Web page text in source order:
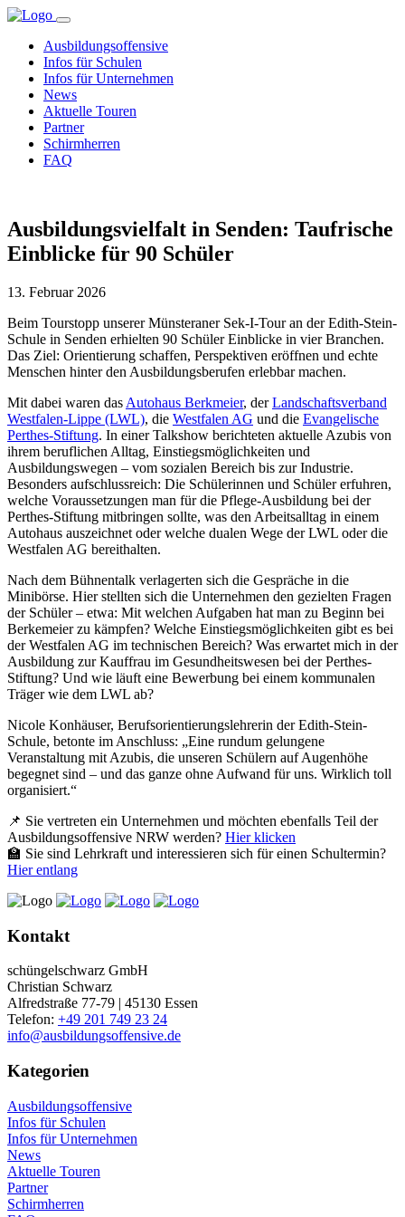
Ausbildungsoffensive
Infos für Schulen
Infos für Unternehmen
News
Aktuelle Touren
Partner
Schirmherren
FAQ
Ausbildungsvielfalt in Senden: Taufrische
Einblicke für 90 Schüler
13. Februar 2026
Beim Tourstopp unserer Münsteraner Sek-I-Tour an der Edith-Stein-
Schule in Senden erhielten 90 Schüler Einblicke in vier Branchen.
Das Ziel: Orientierung schaffen, Perspektiven eröffnen und echte
Menschen hinter den Ausbildungsberufen erlebbar machen.
Mit dabei waren das Autohaus Berkmeier, derLandschaftsverband
Westfalen-Lippe (LWL), die Westfalen AG und die Evangelische
Perthes-Stiftung. In einer Talkshow berichteten aktuelle Azubis von
ihrem beruflichen Alltag, Einstiegsmöglichkeiten und
Ausbildungswegen – vom sozialen Bereich bis zur Industrie.
Besonders aufschlussreich: Die Schülerinnen und Schüler erfuhren,
welche Voraussetzungen man für die Pflege-Ausbildung bei der
Perthes-Stiftung mitbringen sollte, was den Arbeitsalltag in einem
Autohaus auszeichnet oder welche dualen Wege der LWL oder die
Westfalen AG bereithalten.
Nach dem Bühnentalk verlagerten sich die Gespräche in die
Minibörse. Hier stellten sich die Unternehmen den gezielten Fragen
der Schüler – etwa: Mit welchen Aufgaben hat man zu Beginn bei
Berkemeier zu kämpfen? Welche Einstiegsmöglichkeiten gibt es bei
der Westfalen AG im technischen Bereich? Was erwartet mich in der
Ausbildung zur Kauffrau im Gesundheitswesen bei der Perthes-
Stiftung? Und wie läuft eine Bewerbung bei einem kommunalen
Träger wie dem LWL ab?
Nicole Konhäuser, Berufsorientierungslehrerin der Edith-Stein-
Schule, betonte im Anschluss: „Eine rundum gelungene
Veranstaltung mit Azubis, die unseren Schülern auf Augenhöhe
begegnet sind – und das ganze ohne Aufwand für uns. Wirklich toll
organisiert.“
📌 Sie vertreten ein Unternehmen und möchten ebenfalls Teil der
Ausbildungsoffensive NRW werden? Hier klicken
🏫 Sie sind Lehrkraft und interessieren sich für einen Schultermin?
Hier entlang
Kontakt
schüngelschwarz GmbH
Christian Schwarz
Alfredstraße 77-79 | 45130 Essen
Telefon: +49 201 749 23 24
info@ausbildungsoffensive.de
Kategorien
Ausbildungsoffensive
Infos für Schulen
Infos für Unternehmen
News
Aktuelle Touren
Partner
Schirmherren